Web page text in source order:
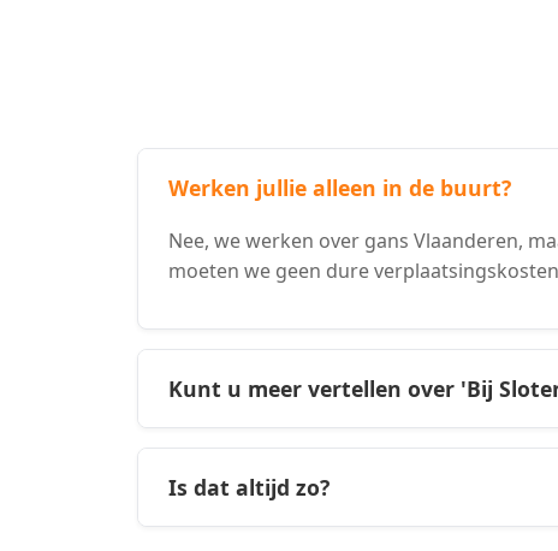
Werken jullie alleen in de buurt?
Nee, we werken over gans Vlaanderen,
moeten we geen dure
Kunt u meer vertellen over 'Bij
Is dat altijd zo?